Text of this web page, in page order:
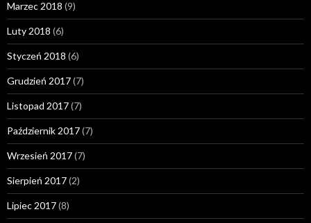
Marzec 2018 (9)
Luty 2018 (6)
Styczeń 2018 (6)
Grudzień 2017(7)
Listopad 2017(7)
Październik 2017(7)
Wrzesień 2017(7)
Sierpień 2017(2)
Lipiec 2017(8)